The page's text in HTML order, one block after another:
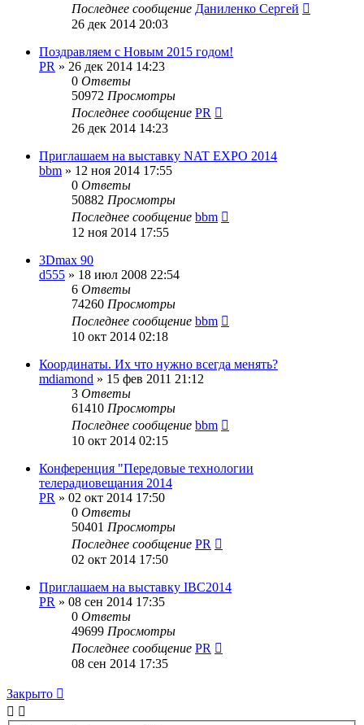
Последнее сообщение Даниленко Сергей
26 дек 2014 20:03
Поздравляем с Новым 2015 годом!
PR » 26 дек 2014 14:23
0 Ответы
50972 Просмотры
Последнее сообщение PR
26 дек 2014 14:23
Приглашаем на выставку NAT EXPO 2014
bbm » 12 ноя 2014 17:55
0 Ответы
50882 Просмотры
Последнее сообщение bbm
12 ноя 2014 17:55
3Dmax 90
d555 » 18 июл 2008 22:54
6 Ответы
74260 Просмотры
Последнее сообщение bbm
10 окт 2014 02:18
Координаты. Их что нужно всегда менять?
mdiamond » 15 фев 2011 21:12
3 Ответы
61410 Просмотры
Последнее сообщение bbm
10 окт 2014 02:15
Конференция "Передовые технологии
телерадиовещания 2014
PR » 02 окт 2014 17:50
0 Ответы
50401 Просмотры
Последнее сообщение PR
02 окт 2014 17:50
Приглашаем на выставку IBC2014
PR » 08 сен 2014 17:35
0 Ответы
49699 Просмотры
Последнее сообщение PR
08 сен 2014 17:35
Закрыто